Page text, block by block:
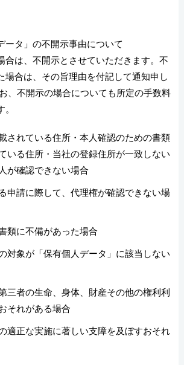
ータ」の不開示事由について
合は、不開示とさせていただきます。不
場合は、その旨理由を付記して通知申し
、不開示の場合についても所定の手数料
されている住所・本人確認のための書類
いる住所・当社の登録住所が一致しない
が確認できない場合
申請に際して、代理権が確認できない場
類に不備があった場合
対象が「保有個人データ」に該当しない
三者の生命、身体、財産その他の権利利
それがある場合
適正な実施に著しい支障を及ぼすおそれ